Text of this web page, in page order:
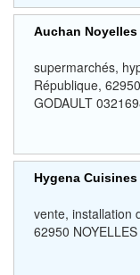
Auchan
supermarchés,
République,
GODAULT
Hygena Cuisines
vente, installation
62950